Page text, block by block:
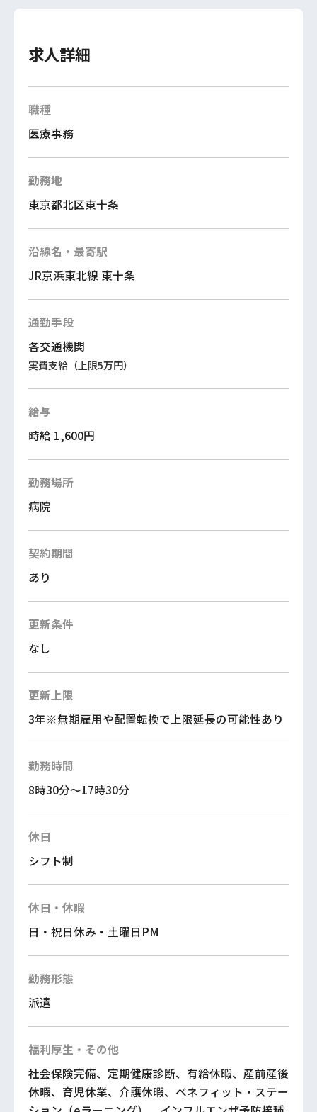
求人詳細
職種
医療事務
勤務地
東京都北区東十条
沿線名・最寄駅
JR京浜東北線 東十条
通勤手段
各交通機関
実費支給（上限5万円）
給与
時給 1,600円
勤務場所
病院
契約期間
あり
更新条件
なし
更新上限
3年※無期雇用や配置転換で上限延長の可能性あり
勤務時間
8時30分～17時30分
休日
シフト制
休日・休暇
日・祝日休み・土曜日PM
勤務形態
派遣
福利厚生・その他
社会保険完備、定期健康診断、有給休暇、産前産後
休暇、育児休業、介護休暇、ベネフィット・ステー